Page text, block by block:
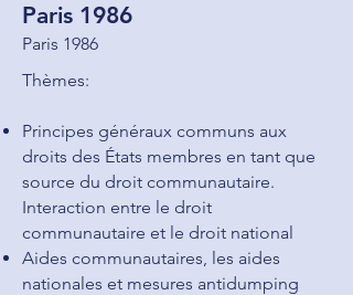
Paris 1986
Paris 1986
Thèmes:
Principes généraux communs aux
droits des États membres en tant que
source du droit communautaire.
Interaction entre le droit
communautaire et le droit national
Aides communautaires, les aides
nationales et mesures antidumping